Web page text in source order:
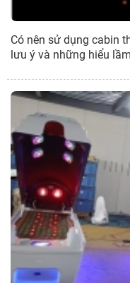
Có nên sử dụng cabin
lưu ý và những hiểu